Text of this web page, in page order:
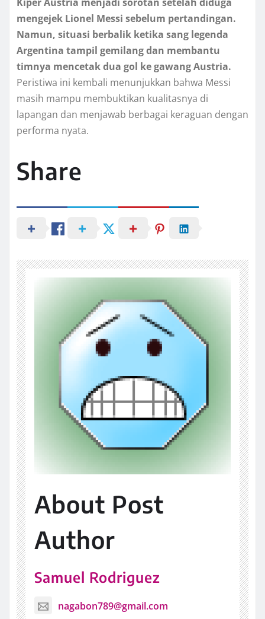
mengejek Lionel Messi sebelum pertandingan.
Namun, situasi berbalik ketika sang legenda
Argentina tampil gemilang dan membantu
timnya mencetak dua gol ke gawang Austria.
Peristiwa ini kembali menunjukkan bahwa Messi
masih mampu membuktikan kualitasnya di
lapangan dan menjawab berbagai keraguan dengan
performa nyata.
Share
About Post
Author
Samuel Rodriguez
nagabon789@gmail.com